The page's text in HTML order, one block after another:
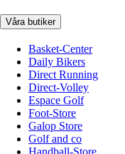
Våra butiker
Basket-Center
Daily Bikers
Direct Running
Direct-Volley
Espace Golf
Foot-Store
Galop Store
Golf and co
Handball-Store